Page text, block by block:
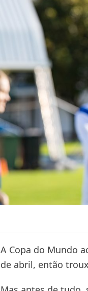
A Copa do Mundo
de abril, então